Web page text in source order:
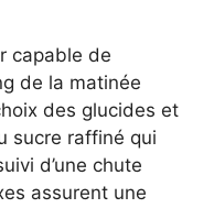
capable de
de la matinée
des glucides et
sucre raffiné qui
d’une chute
assurent une